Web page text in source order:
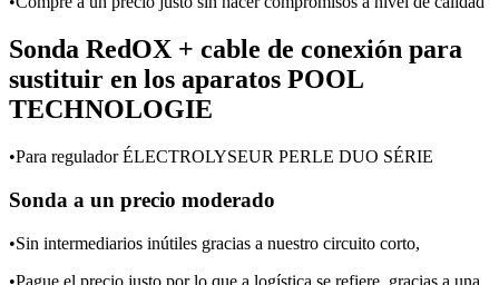
Sonda RedOX + cable de conexión para
sustituir en los aparatos POOL
TECHNOLOGIE
•Para regulador ÉLECTROLYSEUR PERLE DUO SÉRIE
Sonda a un precio moderado
•Sin intermediarios inútiles gracias a nuestro circuito corto,
•Pague el precio justo por lo que a logística se refiere, gracias a una